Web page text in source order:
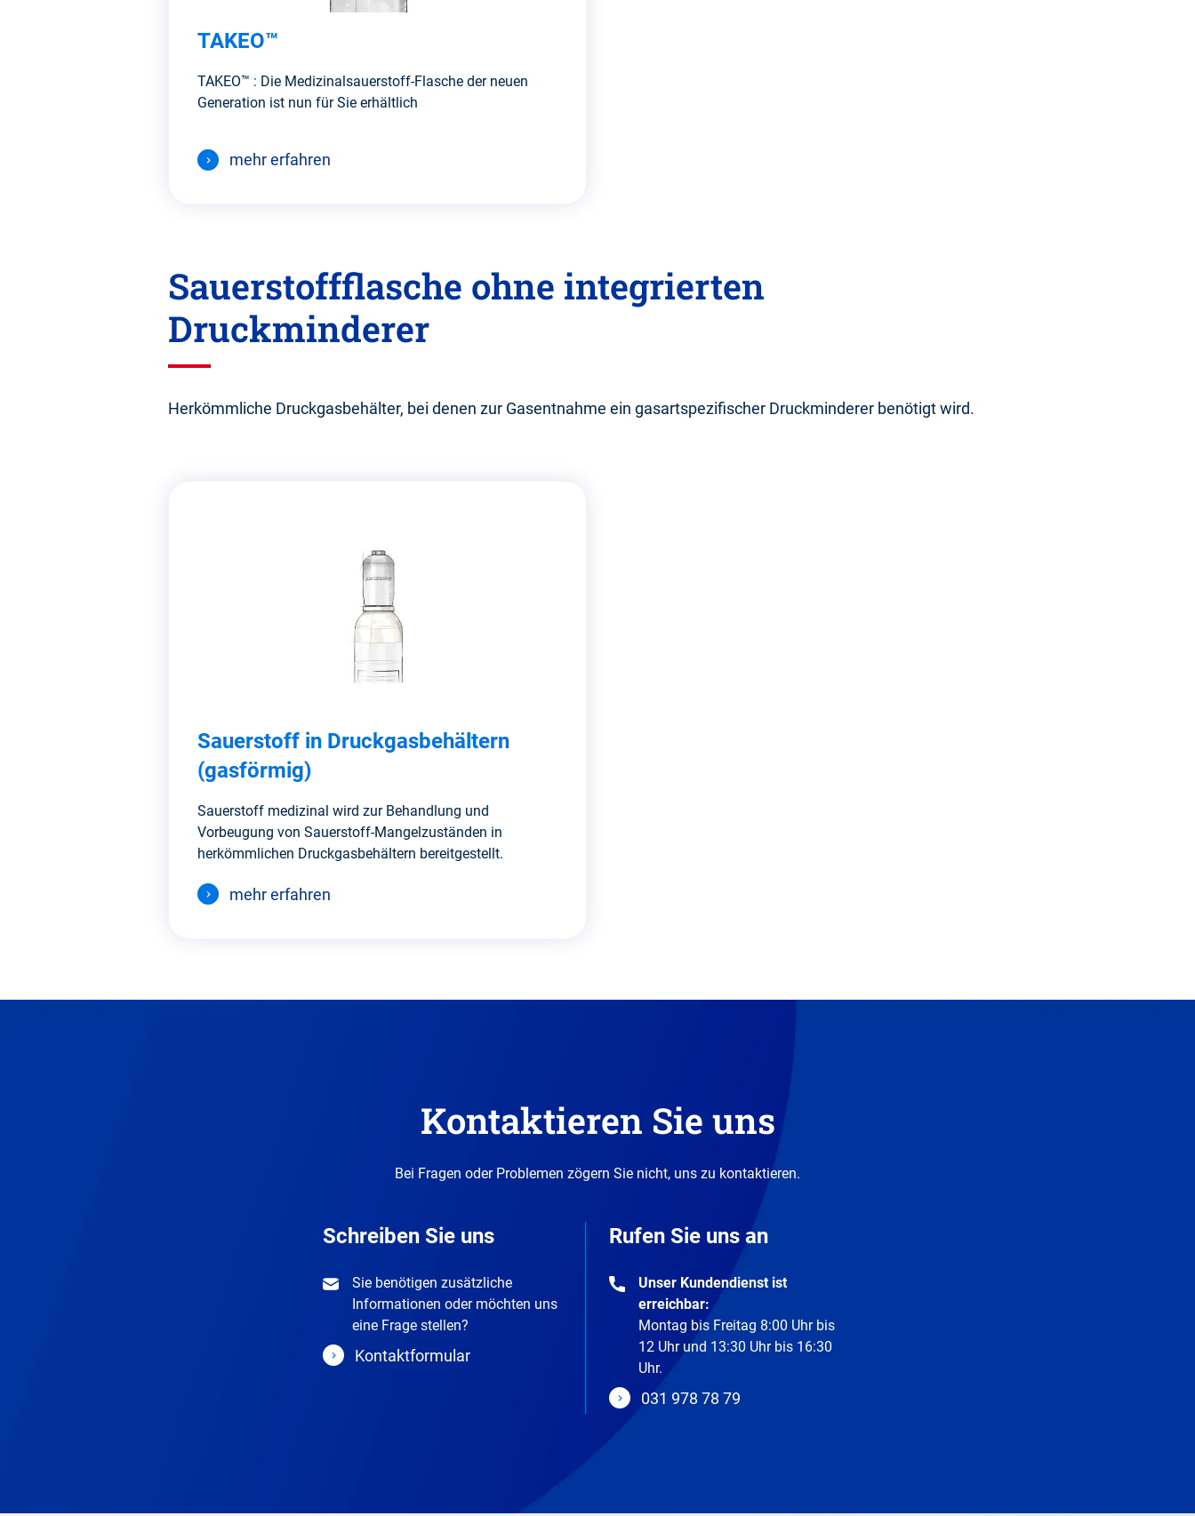
TAKEO™
TAKEO™ : Die Medizinalsauerstoff-Flasche der neuen
Generation ist nun für Sie erhältlich
mehr erfahren
Sauerstoffflasche ohne integrierten
Druckminderer
Herkömmliche Druckgasbehälter, bei denen zur Gasentnahme ein gasartspezifischer Druckminderer benötigt wird.
Sauerstoff in Druckgasbehältern
(gasförmig)
Sauerstoff medizinal wird zur Behandlung und
Vorbeugung von Sauerstoff-Mangelzuständen in
herkömmlichen Druckgasbehältern bereitgestellt.
mehr erfahren
Kontaktieren Sie uns
Bei Fragen oder Problemen zögern Sie nicht, uns zu kontaktieren.
Schreiben Sie uns
Sie benötigen zusätzliche
Informationen oder möchten uns
eine Frage stellen?
Kontaktformular
Rufen Sie uns an
Unser Kundendienst ist
erreichbar:
Montag bis Freitag 8:00 Uhr bis
12 Uhr und 13:30 Uhr bis 16:30
Uhr.
031 978 78 79